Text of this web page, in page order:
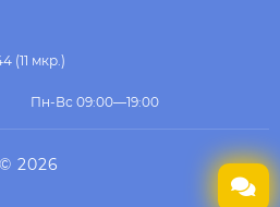
(11 мкр.)
Пн-Вс 09:00—19:00
© 2026